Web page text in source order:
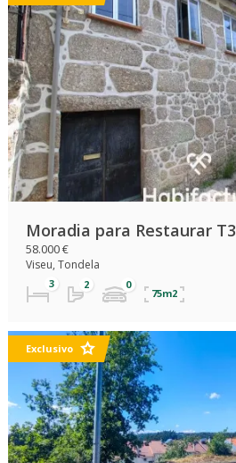
Moradia para Restaurar T3
58.000 €
Viseu, Tondela
75m2
Exclusivo